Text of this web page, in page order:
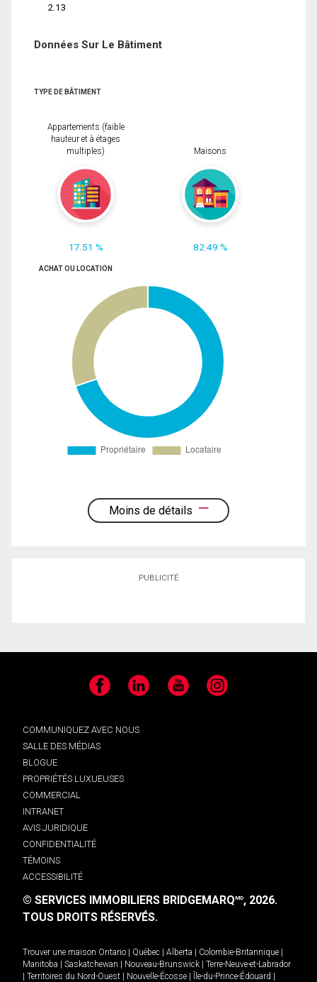
2.13
Données Sur Le Bâtiment
TYPE DE BÂTIMENT
Appartements (faible
hauteur et à étages
multiples)
17.51 %
Maisons
82.49 %
ACHAT OU LOCATION
Moins de détails
PUBLICITÉ
Facebook LinkedIn YouTube Instagram
COMMUNIQUEZ AVEC NOUS
SALLE DES MÉDIAS
BLOGUE
PROPRIÉTÉS LUXUEUSES
COMMERCIAL
INTRANET
AVIS JURIDIQUE
CONFIDENTIALITÉ
TÉMOINS
ACCESSIBILITÉ
© SERVICES IMMOBILIERS BRIDGEMARQMD, 2026.
TOUS DROITS RÉSERVÉS.
Trouver une maison Ontario | Québec | Alberta | Colombie-Britannique |
Manitoba | Saskatchewan | Nouveau-Brunswick | Terre-Neuve-et-Labrador
| Territoires du Nord-Ouest | Nouvelle-Écosse | Île-du-Prince-Édouard |